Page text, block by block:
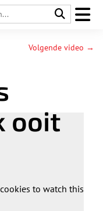
Volgende video →
ooit
cookies to watch this